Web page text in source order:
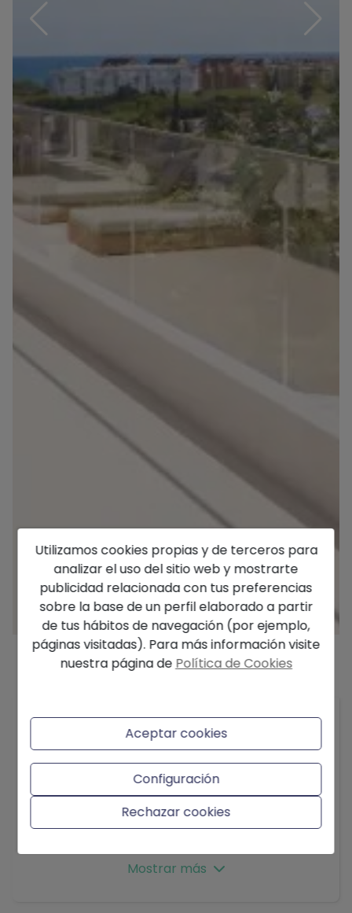
Edenia i – Apartamentos de obra nueva con una
ubicación privilegiada en El Verger, a tan solo 200
cercanía a la playa sin renunciar a la tranquilidad
de un entorno más reservado, y con la
comodidad de contar con todos los servicios a tu
alcance. Una promoción exclusiva y cerrada, con
garita de conserjería en el acceso, amplios y
cómodos aparcamientos privados, zonas de
Mostrar más
Utilizamos cookies propias y de terceros para
analizar el uso del sitio web y mostrarte
publicidad relacionada con tus preferencias
sobre la base de un perfil elaborado a partir
de tus hábitos de navegación (por ejemplo,
páginas visitadas). Para más información visite
nuestra página de Política de Cookies
Aceptar cookies
Configuración
Rechazar cookies